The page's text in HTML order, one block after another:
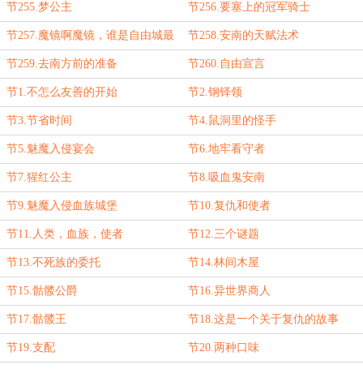
节255.梦公主 节256.要塞上的冠军骑士
节257.魔镜啊魔镜，谁是自由城最
美丽的人
节258.安南的天赋法术
节259.去南方前的准备 节260.自由宣言
节1.不怎么友善的开始 节2.钢铎领
节3.节省时间 节4.鼠洞里的怪手
节5.魅魔入侵宴会 节6.地牢看守者
节7.猩红公主 节8.吸血鬼安南
节9.魅魔入侵血族城堡 节10.复仇和使者
节11.人类，血族，使者 节12.三个谜题
节13.不死族的委托 节14.林间木屋
节15.骷髅公爵 节16.异世界商人
节17.骷髅王 节18.这是一个关于复仇的故事
节19.支配 节20.两种口味